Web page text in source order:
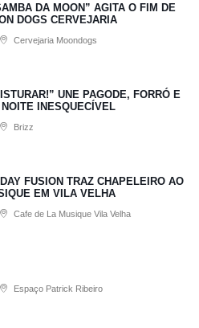
DA MOON” AGITA O FIM DE
DOGS CERVEJARIA
Cervejaria Moondogs
UNE PAGODE, FORRÓ E
INESQUECÍVEL
Brizz
FUSION TRAZ CHAPELEIRO AO
EM VILA VELHA
Cafe de La Musique Vila Velha
Espaço Patrick Ribeiro